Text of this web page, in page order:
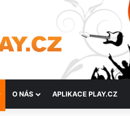
O NÁS APLIKACE PLAY.CZ